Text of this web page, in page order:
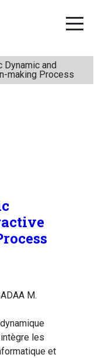
Dynamic and
making Process
M.
les
et